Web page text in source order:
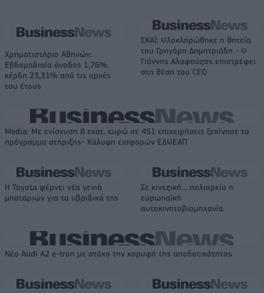
Χρηματιστήριο Αθηνών:
Εβδομαδιαία άνοδος 1,76%,
κέρδη 23,31% από τις αρχές
του έτους
ΣΚΑΪ: Ολοκληρώθηκε η θητεία
του Γρηγόρη Δημητριάδη - Ο
Γιάννης Αλαφούζος επιστρέφει
στη θέση του CEO
Media: Με ενίσχυση 8 εκατ. ευρώ σε 451 επιχειρήσεις ξεκίνησε το
πρόγραμμα στήριξης- Κάλυψη εισφορών ΕΔΟΕΑΠ
Η Toyota φέρνει νέα γενιά
μπαταριών για τα υβριδικά της
Σε κινεζική… πολιορκία η
ευρωπαϊκή
αυτοκινητοβιομηχανία
Νέο Audi A2 e-tron με στόχο την κορυφή της αποδοτικότητας